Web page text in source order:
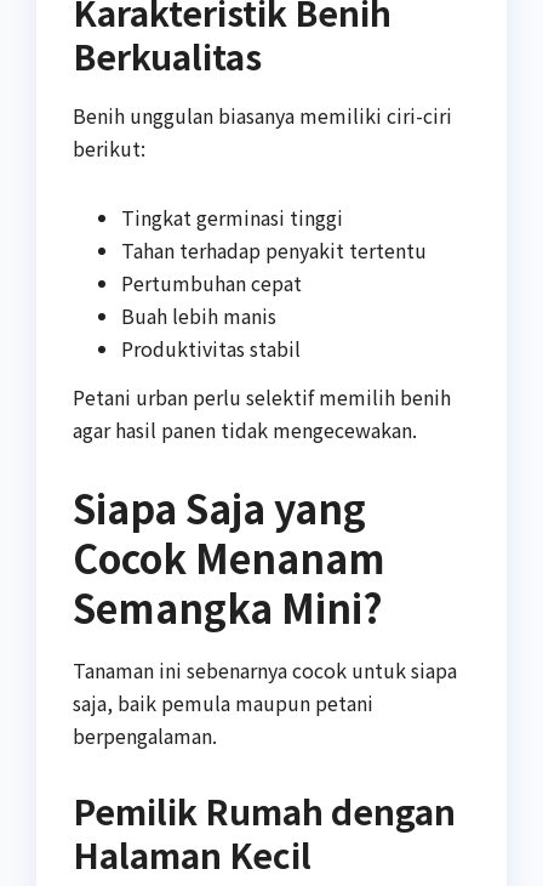
Karakteristik Benih
Berkualitas
Benih unggulan biasanya memiliki ciri-ciri
berikut:
Tingkat germinasi tinggi
Tahan terhadap penyakit tertentu
Pertumbuhan cepat
Buah lebih manis
Produktivitas stabil
Petani urban perlu selektif memilih benih
agar hasil panen tidak mengecewakan.
Siapa Saja yang
Cocok Menanam
Semangka Mini?
Tanaman ini sebenarnya cocok untuk siapa
saja, baik pemula maupun petani
berpengalaman.
Pemilik Rumah dengan
Halaman Kecil